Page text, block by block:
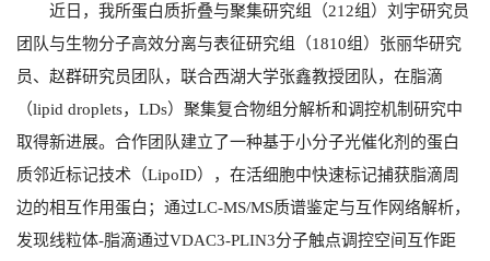
近日，我所蛋白质折叠与聚集研究组（212组）刘宇研究员
团队与生物分子高效分离与表征研究组（1810组 ）张丽华研究
员、赵群研究员团队，联合西湖大学张鑫教授团队，在脂滴
（lipid droplets， LDs）聚集复合物组分解析和调控机制研究中
取得新进展。合作团队建立了一种基于小分子光催化剂的蛋白
质邻近标记技术（LipoID），在活细胞中快速标记捕获脂滴周
边的相互作用蛋白；通过LC-MS/MS质谱鉴定与互作网络解析，
发现线粒体-脂滴通过VDAC3-PLIN3分子触点调控空间互作距